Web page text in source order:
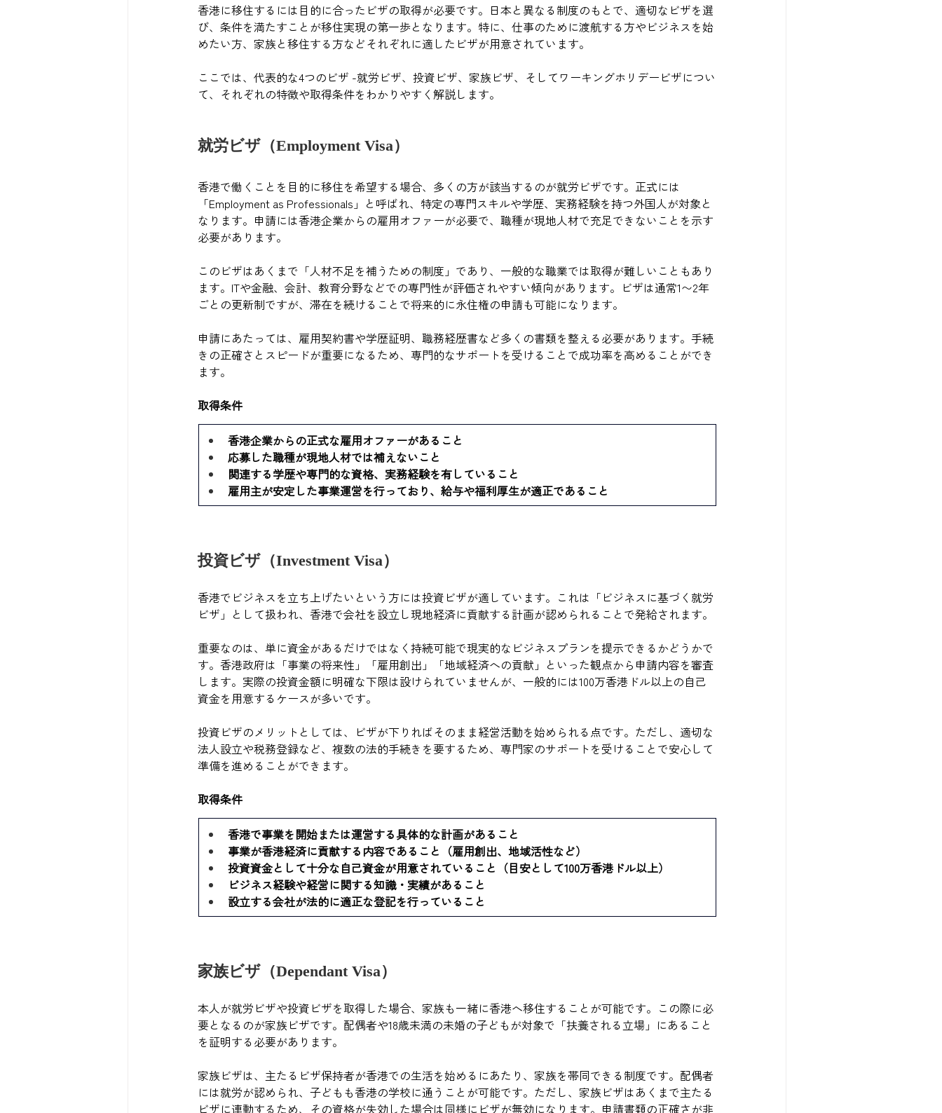
香港に移住するには目的に合ったビザの取得が必要です。日本と異なる制度のもとで、適切なビザを選
び、条件を満たすことが移住実現の第一歩となります。特に、仕事のために渡航する方やビジネスを始
めたい方、家族と移住する方などそれぞれに適したビザが用意されています。
ここでは、代表的な4つのビザ -就労ビザ、投資ビザ、家族ビザ、そしてワーキングホリデービザについ
て、それぞれの特徴や取得条件をわかりやすく解説します。
就労ビザ（Employment Visa）
香港で働くことを目的に移住を希望する場合、多くの方が該当するのが就労ビザです。正式には
「Employment as Professionals」と呼ばれ、特定の専門スキルや学歴、実務経験を持つ外国人が対象と
なります。申請には香港企業からの雇用オファーが必要で、職種が現地人材で充足できないことを示す
必要があります。
このビザはあくまで「人材不足を補うための制度」であり、一般的な職業では取得が難しいこともあり
ます。ITや金融、会計、教育分野などでの専門性が評価されやすい傾向があります。ビザは通常1〜2年
ごとの更新制ですが、滞在を続けることで将来的に永住権の申請も可能になります。
申請にあたっては、雇用契約書や学歴証明、職務経歴書など多くの書類を整える必要があります。手続
きの正確さとスピードが重要になるため、専門的なサポートを受けることで成功率を高めることができ
ます。
取得条件
香港企業からの正式な雇用オファーがあること
応募した職種が現地人材では補えないこと
関連する学歴や専門的な資格、実務経験を有していること
雇用主が安定した事業運営を行っており、給与や福利厚生が適正であること
投資ビザ（Investment Visa）
香港でビジネスを立ち上げたいという方には投資ビザが適しています。これは「ビジネスに基づく就労
ビザ」として扱われ、香港で会社を設立し現地経済に貢献する計画が認められることで発給されます。
重要なのは、単に資金があるだけではなく持続可能で現実的なビジネスプランを提示できるかどうかで
す。香港政府は「事業の将来性」「雇用創出」「地域経済への貢献」といった観点から申請内容を審査
します。実際の投資金額に明確な下限は設けられていませんが、一般的には100万香港ドル以上の自己
資金を用意するケースが多いです。
投資ビザのメリットとしては、ビザが下りればそのまま経営活動を始められる点です。ただし、適切な
法人設立や税務登録など、複数の法的手続きを要するため、専門家のサポートを受けることで安心して
準備を進めることができます。
取得条件
香港で事業を開始または運営する具体的な計画があること
事業が香港経済に貢献する内容であること（雇用創出、地域活性など）
投資資金として十分な自己資金が用意されていること（目安として100万香港ドル以上）
ビジネス経験や経営に関する知識・実績があること
設立する会社が法的に適正な登記を行っていること
家族ビザ（Dependant Visa）
本人が就労ビザや投資ビザを取得した場合、家族も一緒に香港へ移住することが可能です。この際に必
要となるのが家族ビザです。配偶者や18歳未満の未婚の子どもが対象で「扶養される立場」にあること
を証明する必要があります。
家族ビザは、主たるビザ保持者が香港での生活を始めるにあたり、家族を帯同できる制度です。配偶者
には就労が認められ、子どもも香港の学校に通うことが可能です。ただし、家族ビザはあくまで主たる
ビザに連動するため、その資格が失効した場合は同様にビザが無効になります。申請書類の正確さが非